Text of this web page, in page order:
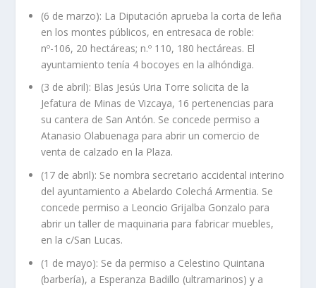
(6 de marzo): La Diputación aprueba la corta de leña
en los montes públicos, en entresaca de roble:
nº-106, 20 hectáreas; n.º 110, 180 hectáreas. El
ayuntamiento tenía 4 bocoyes en la alhóndiga.
(3 de abril): Blas Jesús Uria Torre solicita de la
Jefatura de Minas de Vizcaya, 16 pertenencias para
su cantera de San Antón. Se concede permiso a
Atanasio Olabuenaga para abrir un comercio de
venta de calzado en la Plaza.
(17 de abril): Se nombra secretario accidental interino
del ayuntamiento a Abelardo Colechá Armentia. Se
concede permiso a Leoncio Grijalba Gonzalo para
abrir un taller de maquinaria para fabricar muebles,
en la c/San Lucas.
(1 de mayo): Se da permiso a Celestino Quintana
(barbería), a Esperanza Badillo (ultramarinos) y a